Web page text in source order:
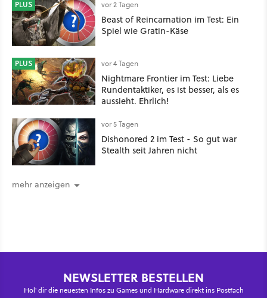
gehört
PLUS vor 2 Tagen
Beast of Reincarnation im Test: Ein
Spiel wie Gratin-Käse
PLUS vor 4 Tagen
Nightmare Frontier im Test: Liebe
Rundentaktiker, es ist besser, als es
aussieht. Ehrlich!
vor 5 Tagen
Dishonored 2 im Test - So gut war
Stealth seit Jahren nicht
mehr anzeigen
NEWSLETTER BESTELLEN
Hol' dir die neuesten Infos zu Games und Hardware direkt ins Postfach